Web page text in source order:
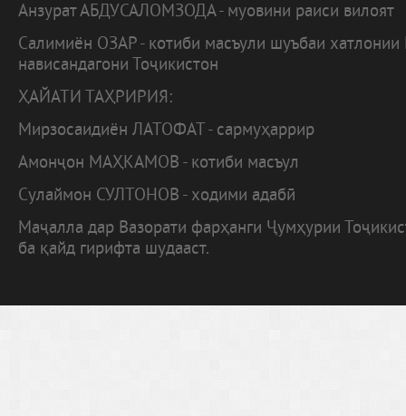
Анзурат АБДУСАЛОМЗОДА - муовини раиси вилоят
Салимиён ОЗАР - котиби масъули шуъбаи
нависандагони Тоҷикистон
ҲАЙАТИ ТАҲРИРИЯ:
Мирзосаидиён ЛАТОФАТ - сармуҳаррир
Амонҷон МАҲКАМОВ - котиби масъул
Сулаймон СУЛТОНОВ - ходими адабӣ
Маҷалла дар Вазорати фарҳанги Ҷумҳурии
ба қайд гирифта шудааст.